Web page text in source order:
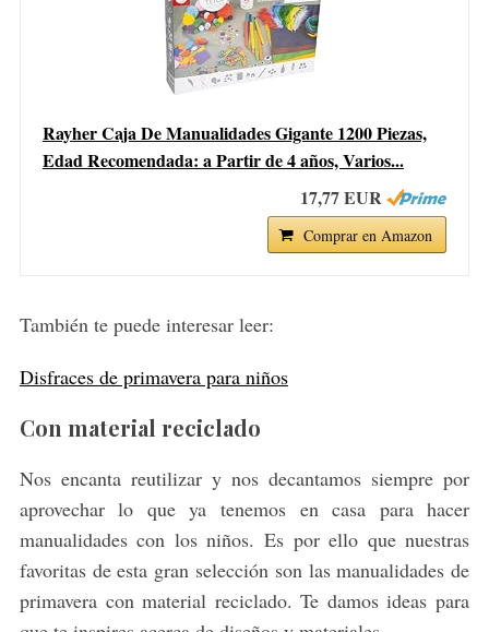
Rayher Caja De Manualidades Gigante 1200 Piezas,
Edad Recomendada: a Partir de 4 años, Varios...
17,77 EUR
Comprar en Amazon
También te puede interesar leer:
Disfraces de primavera para niños
Con material reciclado
Nos encanta reutilizar y nos decantamos siempre por
aprovechar lo que ya tenemos en casa para hacer
manualidades con los niños. Es por ello que nuestras
favoritas de esta gran selección son las manualidades de
primavera con material reciclado. Te damos ideas para